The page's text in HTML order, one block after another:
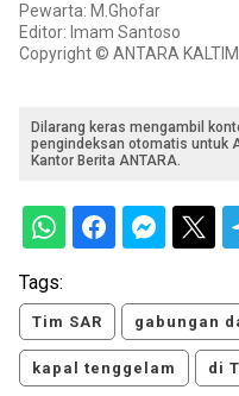
Pewarta: M.Ghofar
Editor: Imam Santoso
Copyright © ANTARA
Dilarang keras mengambil
pengindeksan otomatis untuk
Kantor Berita ANTARA.
Tags:
Tim SAR gabungan
kapal tenggelam di